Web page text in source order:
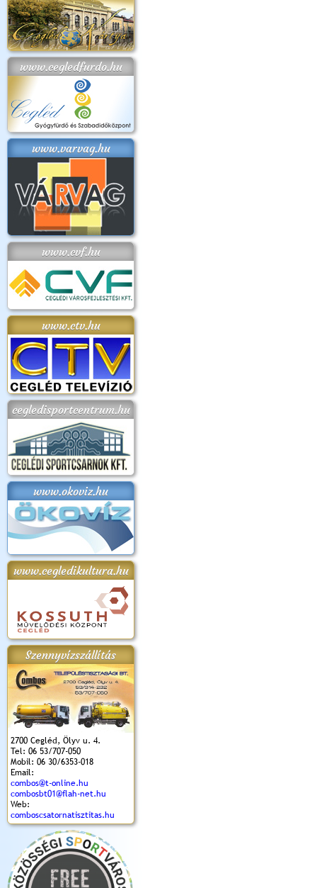
www.cegledfurdo.hu
www.varvag.hu
www.cvf.hu
www.ctv.hu
cegledisportcentrum.hu
www.okoviz.hu
www.cegledikultura.hu
Szennyvízszállítás
2700 Cegléd, Ölyv u. 4.
Tel: 06 53/707-050
Mobil: 06 30/6353-018
Email:
combos@t-online.hu
combosbt01@flah-net.hu
Web:
comboscsatornatisztitas.hu
2018.
Kossuth Toborzó
2017.09.22-23.
és Magyarok
Kenyere Program